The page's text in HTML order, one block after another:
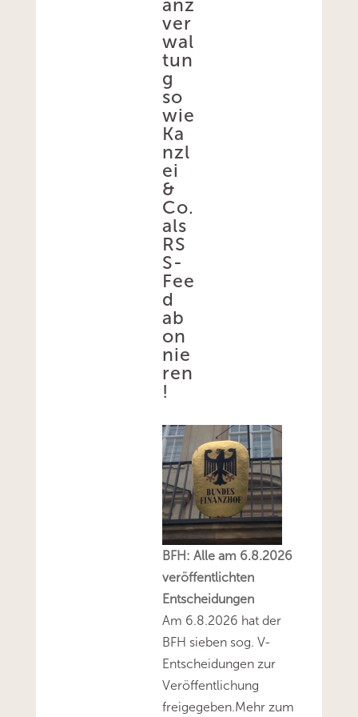
anz
ver
wal
tun
g
so
wie
Ka
nzl
ei
&
Co.
als
RS
S-
Fee
d
ab
on
nie
ren
!
BFH: Alle am 6.8.2026
veröffentlichten
Entscheidungen
Am 6.8.2026 hat der
BFH sieben sog. V-
Entscheidungen zur
Veröffentlichung
freigegeben.Mehr zum